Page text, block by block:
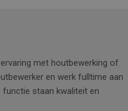
met houtbewerking of
en werk fulltime aan
functie staan kwaliteit en